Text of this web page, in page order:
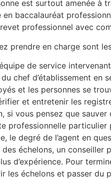
est surtout amenée à
baccalauréat
professionnel avec
prendre en charge sont
de service
chef d’établissement en
et les personnes se
et entretenir les
si vous pensez que
professionnelle
le degré de l’agent en
échelons, un
d’expérience. Pour
les échelons et passer du